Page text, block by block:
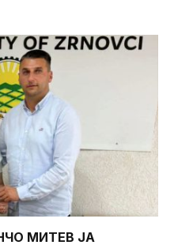
МИТЕВ ЈА